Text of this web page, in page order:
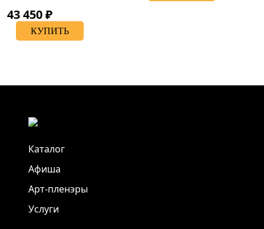
43 450 ₽
КУПИТЬ
Каталог
Афиша
Арт-пленэры
Услуги